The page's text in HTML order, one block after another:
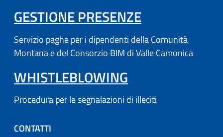
GESTIONE PRESENZE(APRE IN
Servizio paghe per i dipendenti della Comunità
Montana e del Consorzio BIM di Valle Camonica
WHISTLEBLOWING
Procedura per le segnalazioni di illeciti
CONTATTI